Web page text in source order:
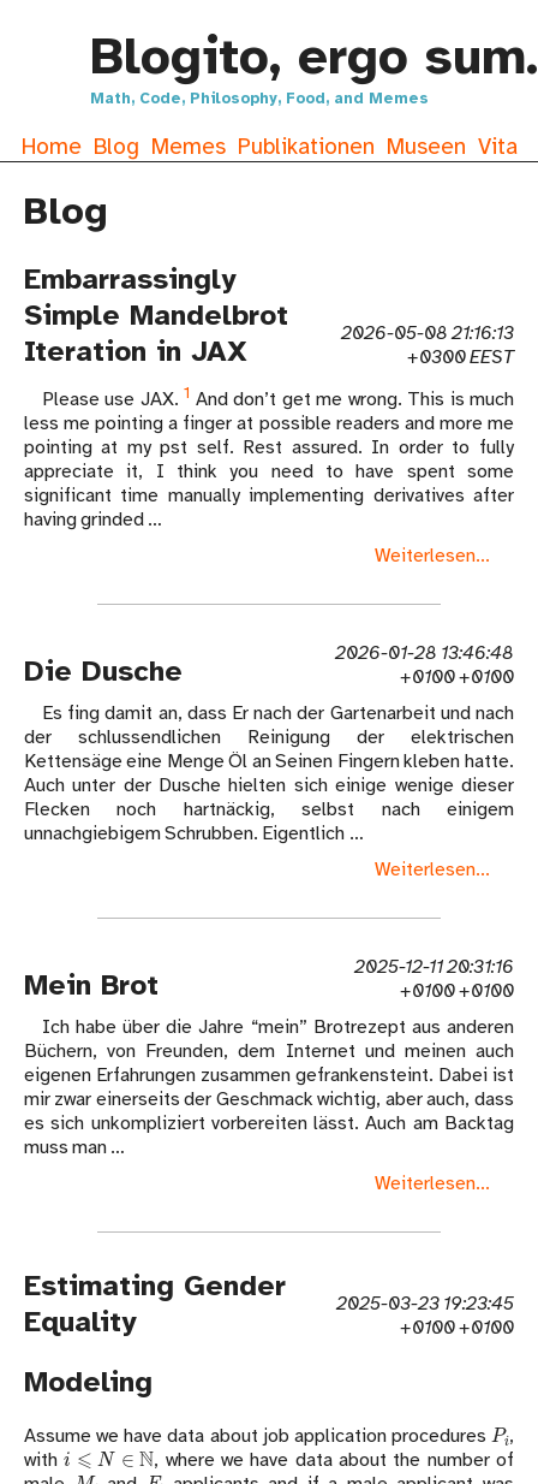
Blogito, ergo sum.
Math, Code, Philosophy, Food, and Memes
Home Blog Memes Publikationen Museen Vita
Blog
Embarrassingly
Simple Mandelbrot
Iteration in JAX
2026-05-08 21:16:13
+0300 EEST
Please use JAX. 1 And don’t get me wrong. This is much
less me pointing a finger at possible readers and more me
pointing at my pst self. Rest assured. In order to fully
appreciate it, I think you need to have spent some
significant time manually implementing derivatives after
having grinded …
Weiterlesen...
Die Dusche
2026-01-28 13:46:48
+0100 +0100
Es fing damit an, dass Er nach der Gartenarbeit und nach
der schlussendlichen Reinigung der elektrischen
Kettensäge eine Menge Öl an Seinen Fingern kleben hatte.
Auch unter der Dusche hielten sich einige wenige dieser
Flecken noch hartnäckig, selbst nach einigem
unnachgiebigem Schrubben. Eigentlich …
Weiterlesen...
Mein Brot
2025-12-11 20:31:16
+0100 +0100
Ich habe über die Jahre “mein” Brotrezept aus anderen
Büchern, von Freunden, dem Internet und meinen auch
eigenen Erfahrungen zusammen gefrankensteint. Dabei ist
mir zwar einerseits der Geschmack wichtig, aber auch, dass
es sich unkompliziert vorbereiten lässt. Auch am Backtag
muss man …
Weiterlesen...
Estimating Gender
Equality
2025-03-23 19:23:45
+0100 +0100
Modeling
Assume we have data about job application proceduresPi,
withi⩽N∈N
, where we have data about the number of
Mi Fi